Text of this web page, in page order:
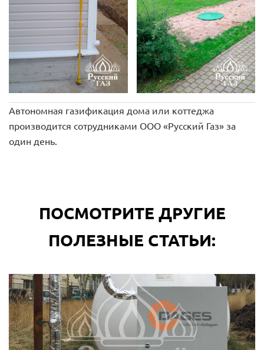
Автономная газификация дома или коттеджа
производится сотрудниками ООО «Русский Газ» за
один день.
ПОСМОТРИТЕ ДРУГИЕ
ПОЛЕЗНЫЕ СТАТЬИ: